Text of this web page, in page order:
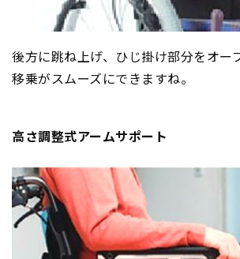
後方に跳ね上げ、ひじ掛け部分をオー
移乗がスムーズにできますね。
高さ調整式アームサポート